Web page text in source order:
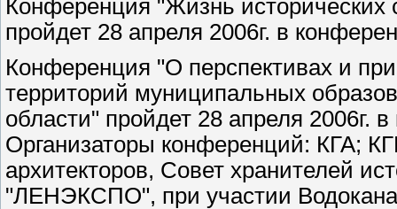
Конференция "Жизнь исторических
пройдет 28 апреля 2006г. в
Конференция "О перспективах и
территорий муниципальных
области" пройдет 28 апреля 2006г.
Организаторы конференций: КГА;
архитекторов, Совет хранителей
"ЛЕНЭКСПО", при участии